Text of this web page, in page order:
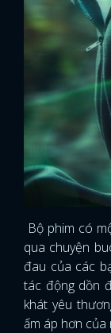
Bộ phim có
qua chuyện
đau của các
tác động dồn
khát yêu
ấm áp hơn của